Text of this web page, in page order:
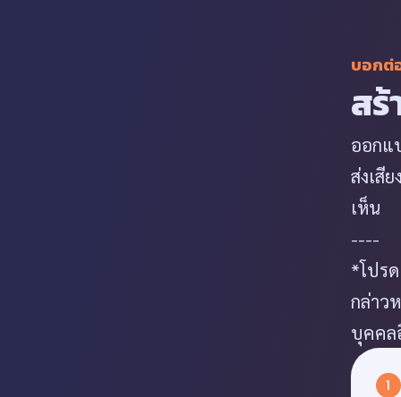
บอกต่
ส
ออกแ
ส่งเสี
เห็น
----
*โปร
กล่าว
บุคค
1